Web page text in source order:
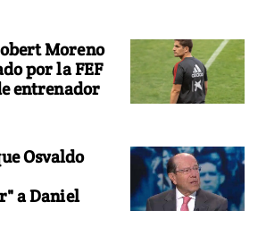
Moreno
por la FEF
entrenador
Osvaldo
a Daniel